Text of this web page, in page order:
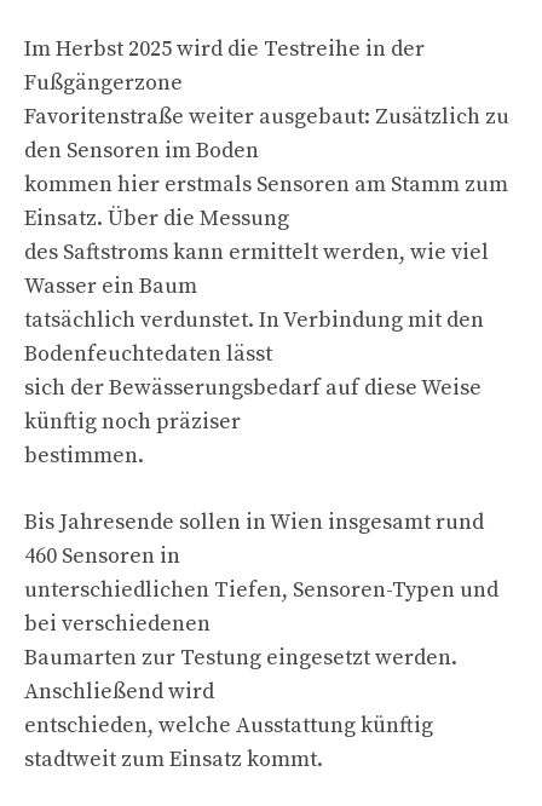
Im Herbst 2025 wird die Testreihe in der
Fußgängerzone
Favoritenstraße weiter ausgebaut: Zusätzlich zu
den Sensoren im Boden
kommen hier erstmals Sensoren am Stamm zum
Einsatz. Über die Messung
des Saftstroms kann ermittelt werden, wie viel
Wasser ein Baum
tatsächlich verdunstet. In Verbindung mit den
Bodenfeuchtedaten lässt
sich der Bewässerungsbedarf auf diese Weise
künftig noch präziser
bestimmen.
Bis Jahresende sollen in Wien insgesamt rund
460 Sensoren in
unterschiedlichen Tiefen, Sensoren-Typen und
bei verschiedenen
Baumarten zur Testung eingesetzt werden.
Anschließend wird
entschieden, welche Ausstattung künftig
stadtweit zum Einsatz kommt.